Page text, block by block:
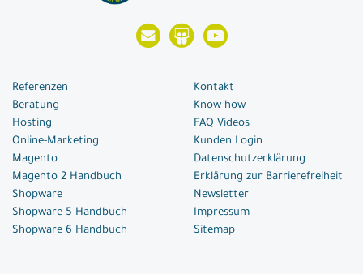
Referenzen
Beratung
Hosting
Online-Marketing
Magento
Magento 2 Handbuch
Shopware
Shopware 5 Handbuch
Shopware 6 Handbuch
Kontakt
Know-how
FAQ Videos
Kunden Login
Datenschutzerklärung
Erklärung zur Barrierefreiheit
Newsletter
Impressum
Sitemap